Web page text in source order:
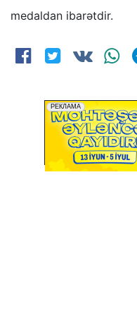
medaldan ibarətdir.